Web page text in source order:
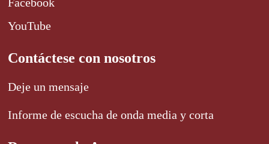
YouTube
Contáctese con nosotros
Deje un mensaje
Informe de escucha de onda media y corta